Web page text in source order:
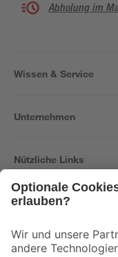
Abholung im
Wissen & Service
Unternehmen
Nützliche Links
Der toom Newsletter: Keine